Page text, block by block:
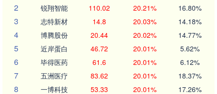
2 锐翔智能 110.02 20.21% 16.80%
3 志特新材 14.8 20.03% 14.18%
4 博腾股份 20.44 20.02% 14.77%
5 近岸蛋白 46.72 20.01% 5.62%
6 毕得医药 61.6 20.01% 6.12%
7 五洲医疗 83.62 20.01% 18.37%
8 一博科技 53.33 20.01% 17.26%